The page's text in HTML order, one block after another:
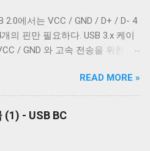
가 고주파수 전자기파를 차단하
고속 전송 케이블은 이 두 차폐를
외의 경우에는 필수는 아니고 권
가지를 같이 사용한다. 차폐 선
구조체의 c_oflag 다.
를 출력하기 전에 어떤 후처리를
에서 가장 중요한 플래그는
플래그와 상관없이 터미널은 받
이 플래그를 끄는 경우는 거의 없
보여주기 위한 용도가 아닌 바이
2.0에서는 VCC / GND / D+ / D- 4
의 핀만 필요하다. USB 3.x 케이
/ GND 와 고속 전송을 위한 두
도록 하겠다.) 그리고 혹시 차폐에
지로 보내 안전하게 제거하기 위
7개의 케이블이 사용된다. 이 중
용하는 선과 공유하기 때문에 새
미지 출처: Wikipedia 이미지 출
READ MORE »
(1) - USB BC